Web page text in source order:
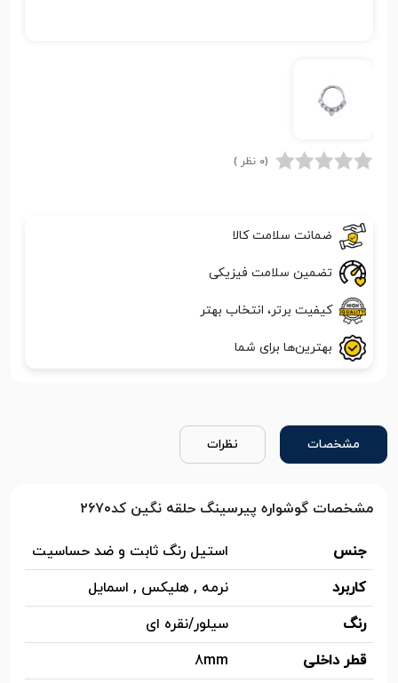
(0 نظر )
ضمانت سلامت کالا
تضمین سلامت فیزیکی
کیفیت برتر، انتخاب بهتر
بهترین‌ها برای شما
مشخصات نظرات
مشخصات گوشواره پیرسینگ حلقه نگین کد۲۶۷۰
جنس
استیل رنگ ثابت و ضد حساسیت
کاربرد
نرمه , هلیکس , اسمایل
رنگ
سیلور/نقره ای
قطر داخلی
8mm